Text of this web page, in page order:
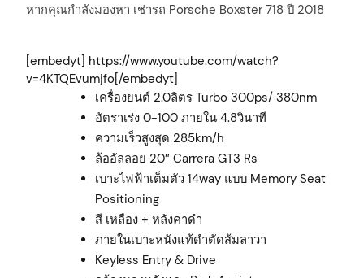
หากคุณกำลังมองหา เช่ารถ Porsche Boxster 718 ปี 2018
[embedyt] https://www.youtube.com/watch?
v=4KTQEvumjfo[/embedyt]
เครื่องยนต์ 2.0ลิตร Turbo 300ps/ 380nm
อัตราเร่ง 0-100 ภายใน 4.8วินาที
ความเร็วสูงสุด 285km/h
ล้ออัลลอย 20″ Carrera GT3 Rs
เบาะไฟฟ้าเต็มตัว 14way แบบ Memory Seat
Positioning
สี เหลือง + หลังคาดำ
ภายในเบาะหนังแท้ดำตัดส้มลาวา
Keyless Entry & Drive